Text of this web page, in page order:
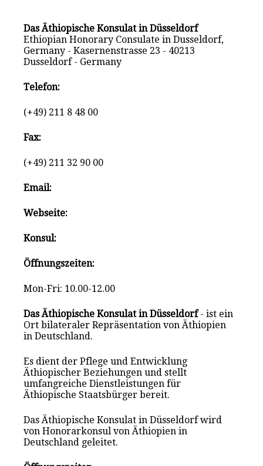
Das Äthiopische Konsulat in Düsseldorf
Ethiopian Honorary Consulate in Dusseldorf,
Germany - Kasernenstrasse 23 - 40213
Dusseldorf - Germany
Telefon:
(+49) 211 8 48 00
Fax:
(+49) 211 32 90 00
Email:
Webseite:
Konsul:
Öffnungszeiten:
Mon-Fri: 10.00-12.00
Das Äthiopische Konsulat in Düsseldorf- ist ein
Ort bilateraler Repräsentation von Äthiopien
in Deutschland.
Es dient der Pflege und Entwicklung
Äthiopischer Beziehungen und stellt
umfangreiche Dienstleistungen für
Äthiopische Staatsbürger bereit.
Das Äthiopische Konsulat in Düsseldorf wird
von Honorarkonsul von Äthiopien in
Deutschland geleitet.